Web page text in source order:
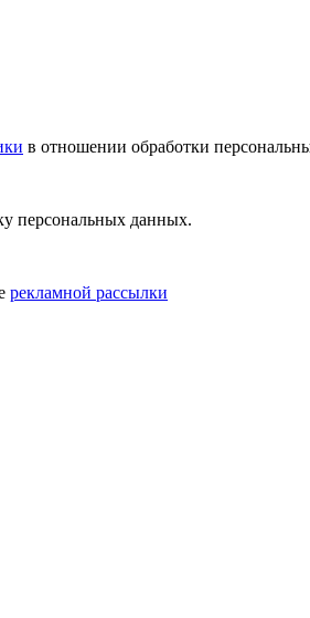
в отношении обработки
персональных данных.
рекламной рассылки